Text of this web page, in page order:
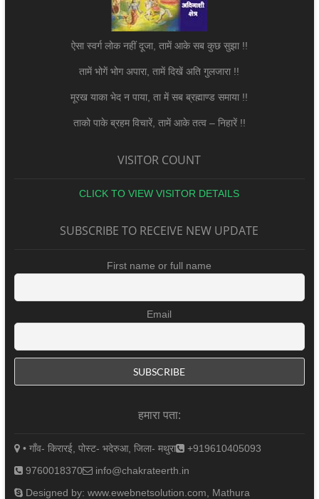
ऐसा स्वर्ग लोक नहीं दूजा, तामें आके सब कुछ सुझा !!
तामें भोगें भोग अपारा, तामें दिखें अति गुलजारा !!
मूरख याका भेद न पाया, ता में सब ब्रह्माण्ड समाया !!
ताको पाके ब्रहम विचारें, तामें आके तत्व – निहारें !!
VISITOR COUNT
CLICK TO VIEW VISITOR DETAILS
SUBSCRIBE TO RECEIVE NEW UPDATE
First name or full name
Email
हमारा पता:
• गाँव- किरारई, पोस्ट- भदेरुआ, जिला- मथुरा
+919610405093
9760018370
info@chakrateerth.in
Designed by: www.ewebnetsolution.com, Mathura